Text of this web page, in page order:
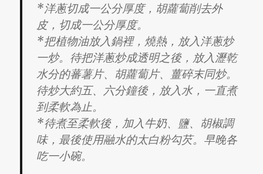
*洋蔥切成一公分厚度，胡蘿蔔削去外
皮，切成一公分厚度。
*把植物油放入鍋裡，燒熱，放入洋蔥炒
一炒。待把洋蔥炒成透明之後，放入瀝乾
水分的蕃薯片、胡蘿蔔片、薑碎末同炒。
待炒大約五、六分鐘後，放入水，一直煮
到柔軟為止。
*待煮至柔軟後，加入牛奶、鹽、胡椒調
味，最後使用融水的太白粉勾芡。早晚各
吃一小碗。